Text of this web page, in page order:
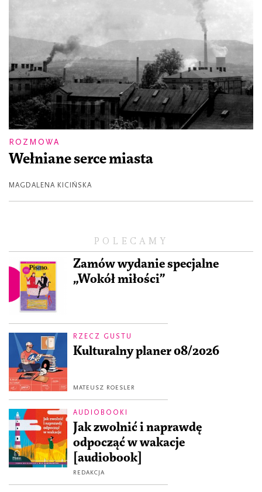
POLECAMY
Zamów wydanie specjalne
„Wokół miłości”
RZECZ GUSTU
Kulturalny planer 08/2026
MATEUSZ ROESLER
AUDIOBOOKI
Jak zwolnić i naprawdę
odpocząć w wakacje
[audiobook]
REDAKCJA
ROZMOWA
Wełniane serce miasta
MAGDALENA KICIŃSKA